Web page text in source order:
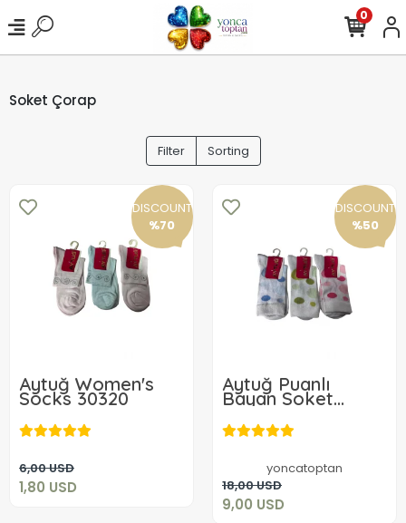
0
Soket Çorap
Filter Sorting
DISCOUNT
%70
Aytuğ Women's
Socks 30320
6,00 USD
1,80 USD
1,80 USD
DISCOUNT
%50
Aytuğ Puanlı
Bayan Soket
Çorabı 3 ADET
30317
yoncatoptan
18,00 USD
9,00 USD
9,00 USD
Add to cart